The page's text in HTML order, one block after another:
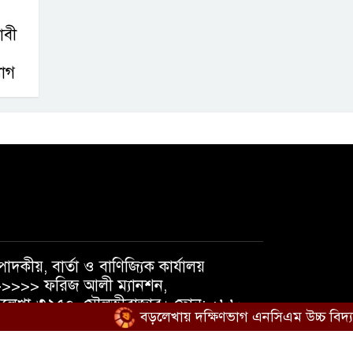
বার্তা ও বাণিজ্যিক কার্যালয়
ফরিজ আলী ম্যানশন,
৩২৫০, মৌলভীবাজার। ফোন: +৮৮
+৮৮ ০১৭৩৭১০৫৪৭৪
বড়লেখায় দক্ষিণভাগ এনসিএম উচ্চ